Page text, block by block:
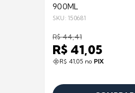
900ML
SKU: 150681
R$ 44,41
R$ 41,05
R$ 41,05 no PIX